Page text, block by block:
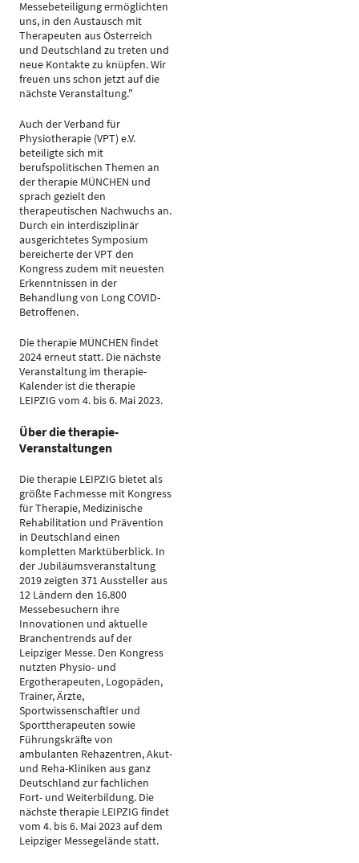
Messebeteiligung ermöglichten
uns, in den Austausch mit
Therapeuten aus Österreich
und Deutschland zu treten und
neue Kontakte zu knüpfen. Wir
freuen uns schon jetzt auf die
nächste Veranstaltung."
Auch der Verband für
Physiotherapie (VPT) e.V.
beteiligte sich mit
berufspolitischen Themen an
der therapie MÜNCHEN und
sprach gezielt den
therapeutischen Nachwuchs an.
Durch ein interdisziplinär
ausgerichtetes Symposium
bereicherte der VPT den
Kongress zudem mit neuesten
Erkenntnissen in der
Behandlung von Long COVID-
Betroffenen.
Die therapie MÜNCHEN findet
2024 erneut statt. Die nächste
Veranstaltung im therapie-
Kalender ist die therapie
LEIPZIG vom 4. bis 6. Mai 2023.
Über die therapie-
Veranstaltungen
Die therapie LEIPZIG bietet als
größte Fachmesse mit Kongress
für Therapie, Medizinische
Rehabilitation und Prävention
in Deutschland einen
kompletten Marktüberblick. In
der Jubiläumsveranstaltung
2019 zeigten 371 Aussteller aus
12 Ländern den 16.800
Messebesuchern ihre
Innovationen und aktuelle
Branchentrends auf der
Leipziger Messe. Den Kongress
nutzten Physio- und
Ergotherapeuten, Logopäden,
Trainer, Ärzte,
Sportwissenschaftler und
Sporttherapeuten sowie
Führungskräfte von
ambulanten Rehazentren, Akut-
und Reha-Kliniken aus ganz
Deutschland zur fachlichen
Fort- und Weiterbildung. Die
nächste therapie LEIPZIG findet
vom 4. bis 6. Mai 2023 auf dem
Leipziger Messegelände statt.